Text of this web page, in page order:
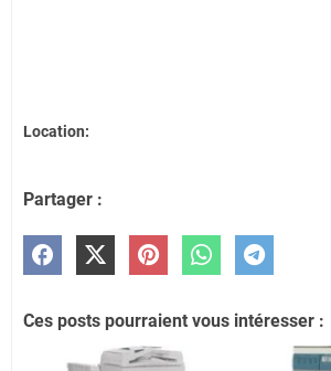
Location:
Partager :
Ces posts pourraient vous intéresser :